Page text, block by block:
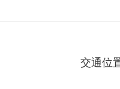
交通位